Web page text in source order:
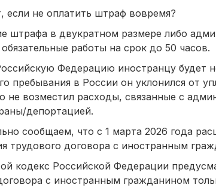
если не оплатить штраф вовремя?
штрафа в двукратном размере либо
работы на срок до 50 часов.
Федерацию иностранцу будет
пребывания в России он уклонился от
не возместил расходы, связанные с
депортацией.
сообщаем, что с 1 марта 2026 года
трудового договора с иностранным
кодекс Российской Федерации
с иностранным гражданином